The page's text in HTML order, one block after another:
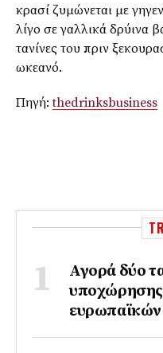
κρασί ζυμώνεται με
λίγο σε γαλλικά δρύινα
τανίνες του πριν
ωκεανό.
Πηγή:thedrinksbusiness
Αγορά δύο
υποχώρησης